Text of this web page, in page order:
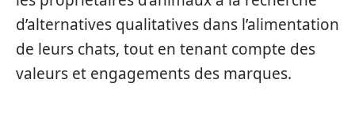
d’alternatives qualitatives dans l’alimentation
de leurs chats, tout en tenant compte des
valeurs et engagements des marques.